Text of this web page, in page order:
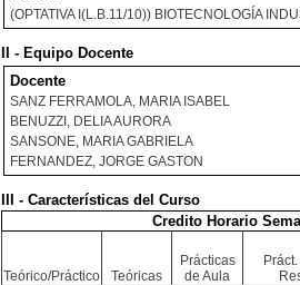
(OPTATIVA I(L.B.11/10)) BIOTECNOLOGÍA
II - Equipo Docente
Docente
SANZ FERRAMOLA, MARIA ISABEL
BENUZZI, DELIA AURORA
SANSONE, MARIA GABRIELA
FERNANDEZ, JORGE GASTON
III - Características del Curso
Credito Horario
Teórico/Práctico Teóricas
Prácticas
de Aula